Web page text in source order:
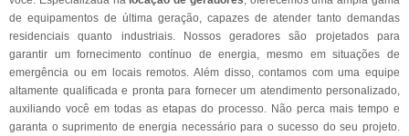
de equipamentos de última geração, capazes de atender tanto demandas
residenciais quanto industriais. Nossos geradores são projetados para
garantir um fornecimento contínuo de energia, mesmo em situações de
emergência ou em locais remotos. Além disso, contamos com uma equipe
altamente qualificada e pronta para fornecer um atendimento personalizado,
auxiliando você em todas as etapas do processo. Não perca mais tempo e
garanta o suprimento de energia necessário para o sucesso do seu projeto.